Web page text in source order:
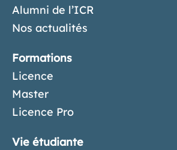
Alumni de l’ICR
Nos actualités
Formations
Licence
Master
Licence Pro
Vie étudiante